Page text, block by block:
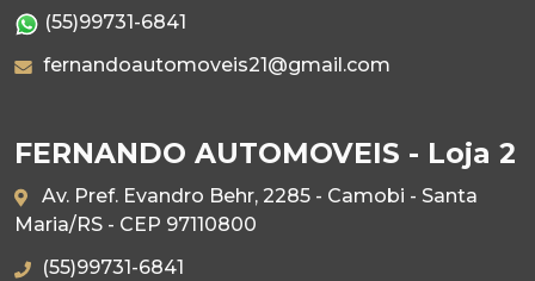
(55)99731-6841
fernandoautomoveis21@gmail.com
FERNANDO AUTOMOVEIS - Loja 2
Av. Pref. Evandro Behr, 2285 - Camobi - Santa
Maria/RS - CEP 97110800
(55)99731-6841